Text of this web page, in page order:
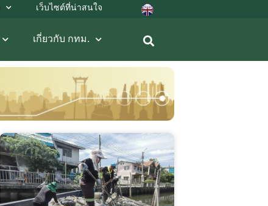
เว็บไซต์ที่น่าสนใจ
เกี่ยวกับ กทม.